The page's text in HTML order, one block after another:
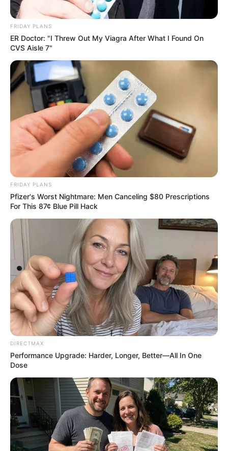
Feeling Tired? Here's The Trick To Perform Better
MEDVI
Walgreens Hides This $1 Generic Viagra - Here's The
Aisle It's Really In.
FRIDAY PLANS
Do This 3-Minute Bedtime Routine [Works While You
Sleep]
VIRIFLOW
FRIDAY PLANS
ER Doctor: "I Threw Out My Viagra After What I Found On
CVS Aisle 7"
FRIDAY PLANS
Pfizer's Worst Nightmare: Men Canceling $80 Prescriptions
For This 87¢ Blue Pill Hack
DIRECTMAX
Performance Upgrade: Harder, Longer, Better—All In One
Dose